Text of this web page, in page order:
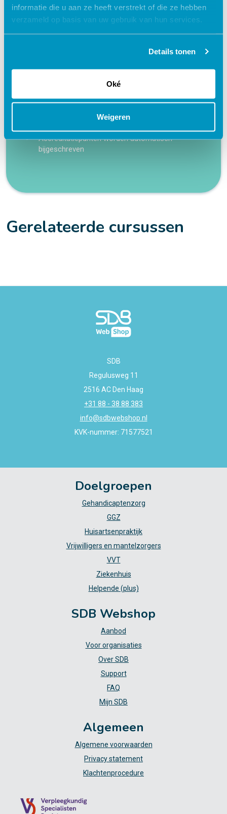
informatie die u aan ze heeft verstrekt of die ze hebben
verzameld op basis van uw gebruik van hun services.
Details tonen
Oké
Weigeren
Waarom kiezen voor deze
e-learning?
Flexibel – leer op je eigen manier en tempo
Interactieve en aantrekkelijke leermethoden
24/7 toegang tot lesmateriaal
Accreditatiepunten worden automatisch
bijgeschreven
Gerelateerde cursussen
SDB
Regulusweg 11
2516 AC Den Haag
+31 88 - 38 88 383
info@sdbwebshop.nl
KVK-nummer: 71577521
Doelgroepen
Gehandicaptenzorg
GGZ
Huisartsenpraktijk
Vrijwilligers en mantelzorgers
VVT
Ziekenhuis
Helpende (plus)
SDB Webshop
Aanbod
Voor organisaties
Over SDB
Support
FAQ
Mijn SDB
Algemeen
Algemene voorwaarden
Privacy statement
Klachtenprocedure